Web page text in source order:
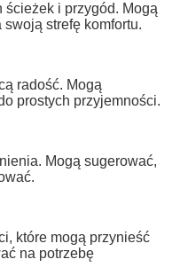
i przygód. Mogą
strefę komfortu.
radość. Mogą
prostych przyjemności.
Mogą sugerować,
które mogą przynieść
na potrzebę